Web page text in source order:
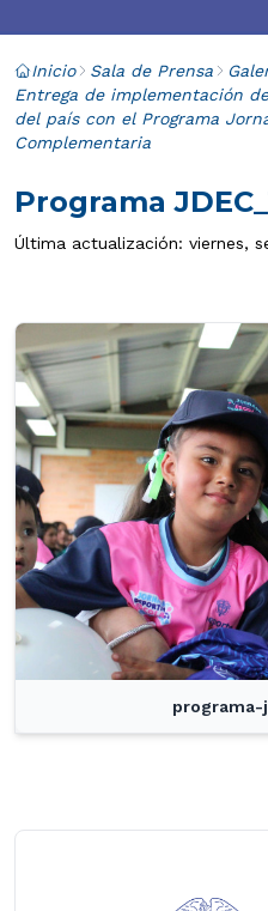
Inicio Sala de Prensa
Entrega de implementación
del país con el Programa
Complementaria
Programa
Última actualización: viernes,
programa-